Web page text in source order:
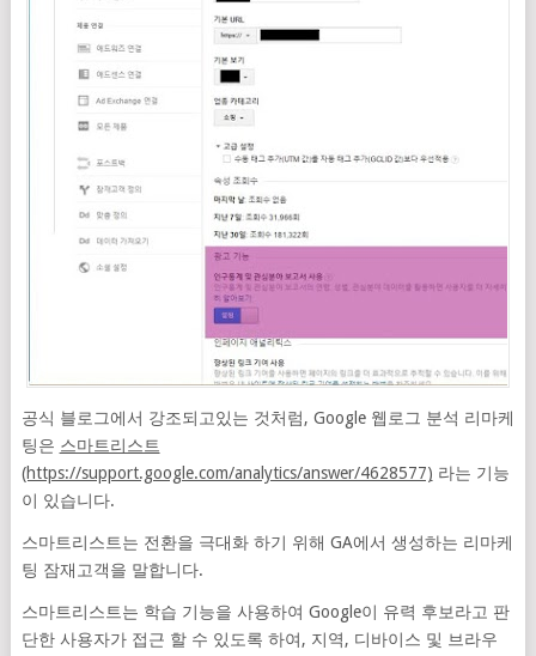
공식 블로그에서 강조되고있는 것처럼, Google 웹로그 분석 리마케
팅은 스마트리스트
(https://support.google.com/analytics/answer/4628577) 라는 기능
이 있습니다.
스마트리스트는 전환을 극대화 하기 위해 GA에서 생성하는 리마케
팅 잠재고객을 말합니다.
스마트리스트는 학습 기능을 사용하여 Google이 유력 후보라고 판
단한 사용자가 접근 할 수 있도록 하여, 지역, 디바이스 및 브라우